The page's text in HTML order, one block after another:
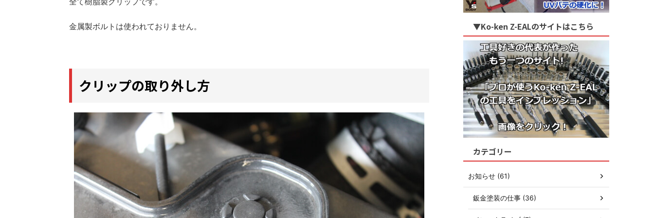
金属製ボルトは使われておりません。
クリップの取り外し方
▼Ko-ken Z-EALのサイトはこちら
カテゴリー
お知らせ (61)
鈑金塗装の仕事 (36)